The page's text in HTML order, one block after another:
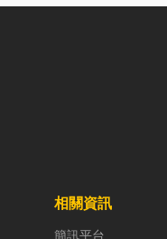
真的需要找
相關資訊
簡訊平台